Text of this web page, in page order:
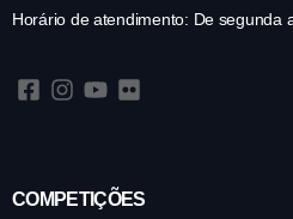
Horário de atendimento: De segunda
COMPETIÇÕES